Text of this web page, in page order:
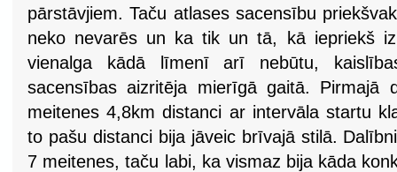
pārstāvjiem. Taču atlases sacensību
neko nevarēs un ka tik un tā, kā iepriekš
vienalga kādā līmenī arī nebūtu,
sacensības aizritēja mierīgā gaitā. Pirmajā
meitenes 4,8km distanci ar intervāla startu
to pašu distanci bija jāveic brīvajā stilā.
7 meitenes, taču labi, ka vismaz bija kāda